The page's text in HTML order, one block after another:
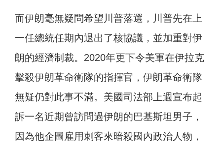
而伊朗毫無疑問希望川普落選，川普先在上
一任總統任期內退出了核協議，並加重對伊
朗的經濟制裁。2020年更下令美軍在伊拉克
擊殺伊朗革命衛隊的指揮官，伊朗革命衛隊
無疑仍對此事不滿。美國司法部上週宣布起
訴一名近期曾訪問過伊朗的巴基斯坦男子，
因為他企圖雇用刺客來暗殺國內政治人物，